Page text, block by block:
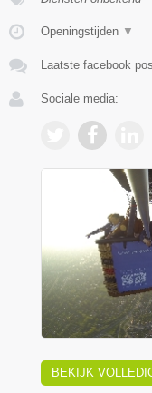
Openingstijden ▼
Laatste facebook
Sociale media:
BEKIJK